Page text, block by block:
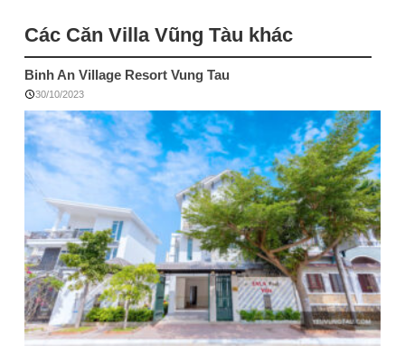
Các Căn Villa Vũng Tàu khác
Binh An Village Resort Vung Tau
30/10/2023